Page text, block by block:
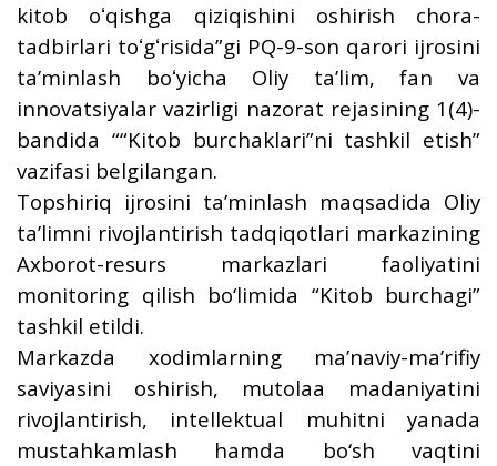
kitob oʻqishga qiziqishini oshirish chora-
tadbirlari toʻgʻrisida”gi PQ-9-son qarori ijrosini
taʼminlash boʻyicha Oliy taʼlim, fan va
innovatsiyalar vazirligi nazorat rejasining 1(4)-
bandida ““Kitob burchaklari”ni tashkil etish”
vazifasi belgilangan.
Topshiriq ijrosini ta’minlash maqsadida Oliy
ta’limni rivojlantirish tadqiqotlari markazining
Axborot-resurs markazlari faoliyatini
monitoring qilish bo‘limida “Kitob burchagi”
tashkil etildi.
Markazda xodimlarning ma’naviy-ma’rifiy
saviyasini oshirish, mutolaa madaniyatini
rivojlantirish, intellektual muhitni yanada
mustahkamlash hamda bo‘sh vaqtini